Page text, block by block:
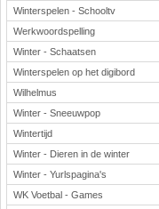
Winterspelen - Schooltv
Werkwoordspelling
Winter - Schaatsen
Winterspelen op het digibord
Wilhelmus
Winter - Sneeuwpop
Wintertijd
Winter - Dieren in de winter
Winter - Yurlspagina's
WK Voetbal - Games